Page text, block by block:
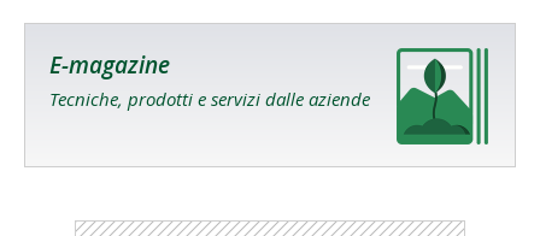
E-magazine
Tecniche, prodotti e servizi dalle aziende